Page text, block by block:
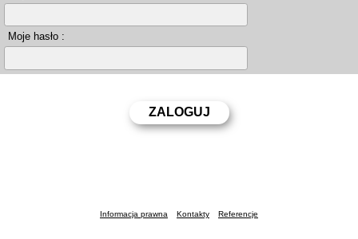
Moje hasło :
Informacja prawna Kontakty Referencje